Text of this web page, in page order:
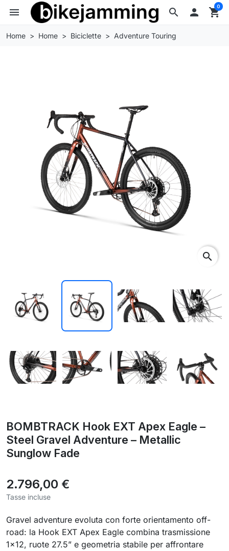
search
menu  shopping_cart
0
Home Home Biciclette Adventure Touring
search
BOMBTRACK Hook EXT Apex Eagle –
Steel Gravel Adventure – Metallic
Sunglow Fade
2.796,00 €
Tasse incluse
Gravel adventure evoluta con forte orientamento off-
road: la Hook EXT Apex Eagle combina trasmissione
1×12, ruote 27.5” e geometria stabile per affrontare